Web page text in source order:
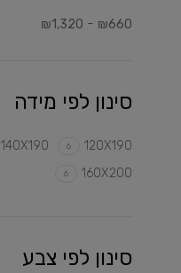
₪660
-
₪1,320
סינון לפי מידה
120X190
6
140X190
160X200
6
סינון לפי צבע